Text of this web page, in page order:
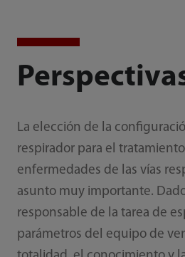
La elección de la
respirador para el
enfermedades de las vías
asunto muy importante.
responsable de la tarea de
parámetros del equipo de